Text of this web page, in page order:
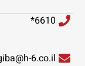
6610*
6.co.il